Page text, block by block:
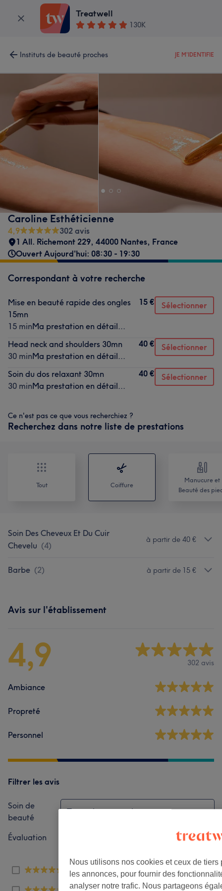
Treatwell
130K
Instituts de beauté proches JE M'IDENTIFIE
Caroline Esthéticienne
4,9
302 avis
1 All. Richemont 229, 44000 Nantes, France
Ouvert Aujourd'hui: 08:30 - 19:30
Correspondant à votre recherche
Mise en beauté rapide des ongles
15mn
15 minMa prestation en détail...
15 € Sélectionner
Head neck and shoulders 30mn
30 minMa prestation en détail...
40 € Sélectionner
Soin du dos relaxant 30mn
30 minMa prestation en détail...
40 € Sélectionner
Ce n'est pas ce que vous recherchiez ?
Recherchez dans notre liste de prestations
Tout Coiffure
Manucure et
Beauté des
Soin Des Cheveux Et Du Cuir
Chevelu (4)
à partir de 40 €
Barbe (2) à partir de 15 €
Avis sur l'établissement
4,9 302 avis
Ambiance
Propreté
Personnel
Filtrer les avis
Soin de
beauté
Toutes les prestations
Évaluation Filtrer par évaluation
190
Nous utilisons nos cookies et ceux de
les annonces, pour fournir des
analyser notre trafic. Nous partageons